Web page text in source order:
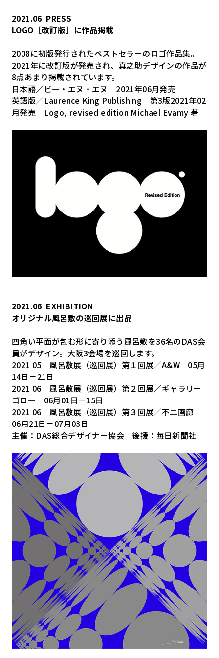
2021.06 PRESS
LOGO［改訂版］に作品掲載
2008に初版発行されたベストセラーのロゴ作品集。
2021年に改訂版が発売され、真之助デザインの作品が
8点あまり掲載されています。
日本語／ビー・エヌ・エヌ 2021年06月発売
英語版／Laurence King Publishing 第3版2021年02
月発売 Logo, revised edition Michael Evamy 著
2021.06 EXHIBITION
オリジナル風呂敷の巡回展に出品
四角い平面が包む形に寄り添う風呂敷を36名のDAS会
員がデザイン。大阪3会場を巡回します。
2021 05 風呂敷展（巡回展）第１回展／A&W 05月
14日－21日
2021 06 風呂敷展（巡回展）第２回展／ギャラリー
ゴロー 06月01日－15日
2021 06 風呂敷展（巡回展）第３回展／不二画廊
06月21日－07月03日
主催：DAS総合デザイナー協会 後援：毎日新聞社